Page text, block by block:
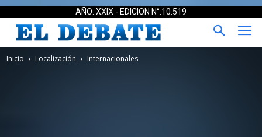
AÑO: XXIX - EDICION N°:10.519
Inicio Localización Internacionales